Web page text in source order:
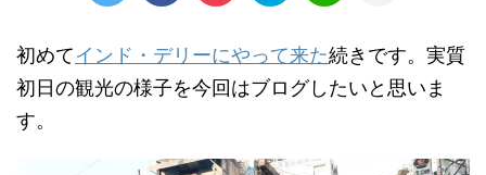
初めてインド・デリーにやって来た続きです。実質
初日の観光の様子を今回はブログしたいと思いま
す。